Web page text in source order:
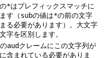
*はプレフィックスマッチに
す（subの値は*の前の文字
る必要があります）。大文字
字を区別します。
audクレームにこの文字列が
含まれている必要がありま